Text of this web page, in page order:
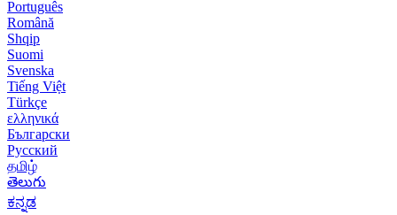
Português
Română
Shqip
Suomi
Svenska
Tiếng Việt
Türkçe
ελληνικά
Български
Русский
தமிழ்
తెలుగు
ಕನ್ನಡ